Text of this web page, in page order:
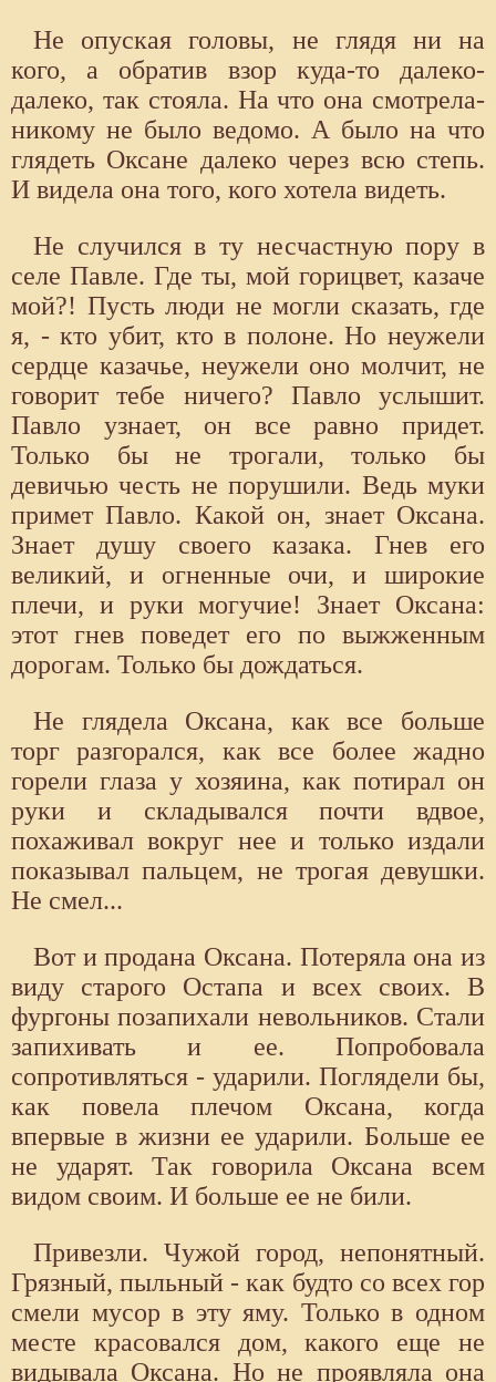
Не опуская головы, не глядя ни на
кого, а обратив взор куда-то далеко-
далеко, так стояла. На что она смотрела-
никому не было ведомо. А было на что
глядеть Оксане далеко через всю степь.
И видела она того, кого хотела видеть.
Не случился в ту несчастную пору в
селе Павле. Где ты, мой горицвет, казаче
мой?! Пусть люди не могли сказать, где
я, - кто убит, кто в полоне. Но неужели
сердце казачье, неужели оно молчит, не
говорит тебе ничего? Павло услышит.
Павло узнает, он все равно придет.
Только бы не трогали, только бы
девичью честь не порушили. Ведь муки
примет Павло. Какой он, знает Оксана.
Знает душу своего казака. Гнев его
великий, и огненные очи, и широкие
плечи, и руки могучие! Знает Оксана:
этот гнев поведет его по выжженным
дорогам. Только бы дождаться.
Не глядела Оксана, как все больше
торг разгорался, как все более жадно
горели глаза у хозяина, как потирал он
руки и складывался почти вдвое,
похаживал вокруг нее и только издали
показывал пальцем, не трогая девушки.
Не смел...
Вот и продана Оксана. Потеряла она из
виду старого Остапа и всех своих. В
фургоны позапихали невольников. Стали
запихивать и ее. Попробовала
сопротивляться - ударили. Поглядели бы,
как повела плечом Оксана, когда
впервые в жизни ее ударили. Больше ее
не ударят. Так говорила Оксана всем
видом своим. И больше ее не били.
Привезли. Чужой город, непонятный.
Грязный, пыльный - как будто со всех гор
смели мусор в эту яму. Только в одном
месте красовался дом, какого еще не
видывала Оксана. Но не проявляла она